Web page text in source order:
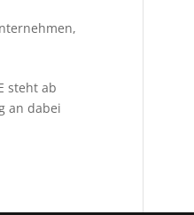
,
steht ab
an dabei